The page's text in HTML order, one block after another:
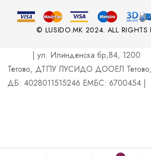
© LUSIDO.MK 2024. ALL RIGHTS
| ул. Илинденска бр,84, 1200
Тетово, ДТПУ ЛУСИДО ДООЕЛ Тетово,
ДБ: 4028011515246 ЕМБС: 6700454 |